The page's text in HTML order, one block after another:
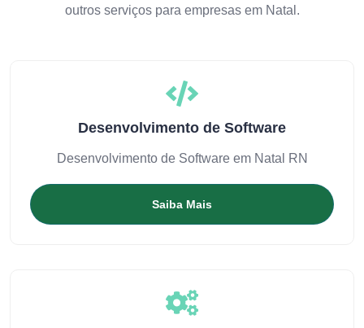
outros serviços para empresas em Natal.
Desenvolvimento de Software
Desenvolvimento de Software em Natal RN
Saiba Mais